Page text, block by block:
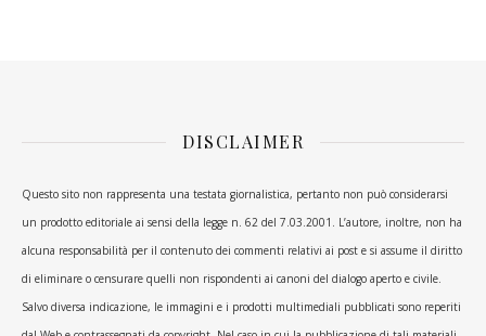
DISCLAIMER
Questo sito non rappresenta una testata giornalistica, pertanto non può considerarsi
un prodotto editoriale ai sensi della legge n. 62 del 7.03.2001. L’autore, inoltre, non ha
alcuna responsabilità per il contenuto dei commenti relativi ai post e si assume il diritto
di eliminare o censurare quelli non rispondenti ai canoni del dialogo aperto e civile.
Salvo diversa indicazione, le immagini e i prodotti multimediali pubblicati sono reperiti